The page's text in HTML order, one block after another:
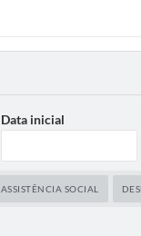
Data inicial
ASSISTÊNCIA SOCIAL